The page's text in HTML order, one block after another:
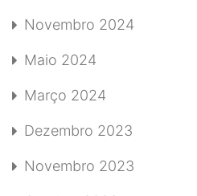
Novembro 2024
Maio 2024
Março 2024
Dezembro 2023
Novembro 2023